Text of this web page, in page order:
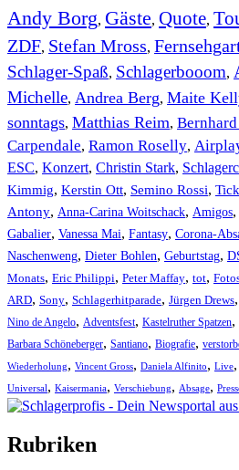
Andy Borg, Gäste, Quote,
ZDF, Stefan Mross,
Schlager-Spaß, Schlagerbooom,
Michelle, Andrea Berg, Maite
sonntags, Matthias Reim,
Carpendale, Ramon Roselly,
ESC, Konzert, Christin Stark,
Kimmig, Kerstin Ott, Semino Rossi,
Antony, Anna-Carina Woitschack, Amigos,
Gabalier, Vanessa Mai, Fantasy, Corona-
Naschenweng, Dieter Bohlen, Geburtstag,
Monats, Eric Philippi, Peter Maffay, tot,
ARD, Sony, Schlagerhitparade, Jürgen Drews,
Nino de Angelo, Adventsfest, Kastelruther Spatzen,
Barbara Schöneberger, Santiano, Biografie,
Wiederholung, Vincent Gross, Daniela Alfinito, Live,
Universal, Kaisermania, Verschiebung, Absage,
Rubriken